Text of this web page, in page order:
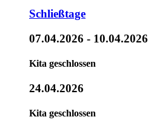
Schließtage
07.04.2026 - 10.04.2026
Kita geschlossen
24.04.2026
Kita geschlossen